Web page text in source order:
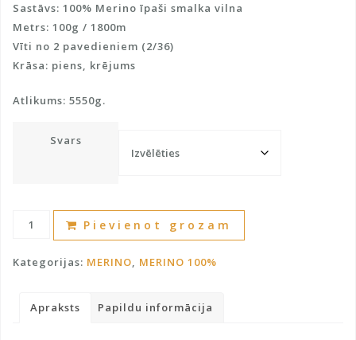
Sastāvs: 100% Merino īpaši smalka vilna
Metrs: 100g / 1800m
Vīti no 2 pavedieniem (2/36)
Krāsa: piens, krējums
Atlikums: 5550g.
Svars
Merīnvilna
daudzums
Pievienot grozam
Kategorijas: MERINO, MERINO 100%
Apraksts Papildu informācija